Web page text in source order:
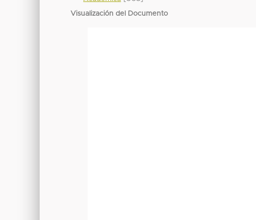
Visualización del Documento